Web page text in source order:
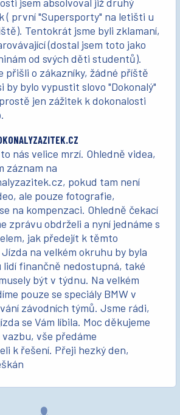
( první "Supersporty" na letišti u
Tentokrát jsme byli zklamaní,
(dostal jsem toto jako
od svých děti studentů).
přišli o zákazníky, žádné příště
by bylo vypustit slovo "Dokonalý"
jen zážitek k dokonalosti
nás velice mrzí. Ohledně videa,
záznam na
pokud tam není
ale pouze fotografie,
na kompenzaci. Ohledně čekací
zprávu obdrželi a nyní jednáme s
jak předejít k těmto
na velkém okruhu by byla
finančně nedostupná, také
být v týdnu. Na velkém
pouze se speciály BMW v
závodních týmů. Jsme rádi,
se Vám líbila. Moc děkujeme
vše předáme
k řešení. Přeji hezký den,